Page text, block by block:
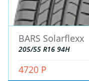
BARS Solarflexx
205/55 R16 94H
4720 Р